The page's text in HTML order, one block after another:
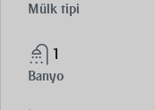
Mülk tipi
1
Banyo